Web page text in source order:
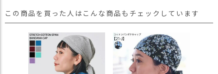
この商品を買った人はこんな商品もチェックしています